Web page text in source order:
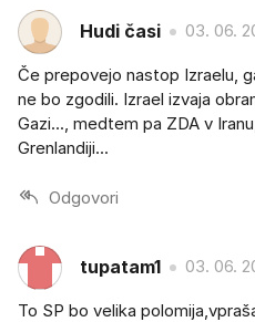
Hudi časi 03. 06.
Če prepovejo nastop Izraelu,
ne bo zgodili. Izrael izvaja
Gazi..., medtem pa ZDA v
Grenlandiji...
Odgovori
tupatam1 03. 06.
To SP bo velika